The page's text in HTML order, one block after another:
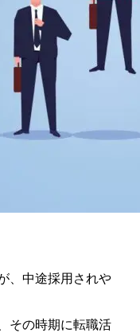
、 中途採用されや
その時期に転職活